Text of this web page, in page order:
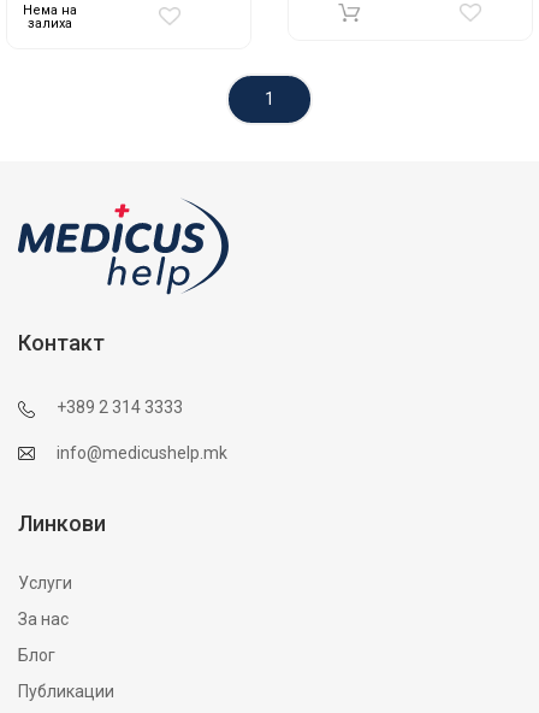
Нема на
залиха
1
Контакт
+389 2 314 3333
info@medicushelp.mk
Линкови
Услуги
За нас
Блог
Публикации